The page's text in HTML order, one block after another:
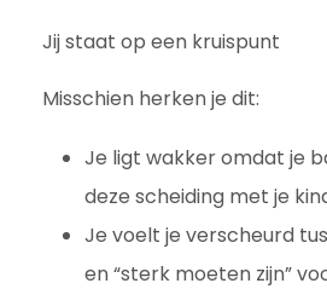
Jij staat op een kruispunt
Misschien herken je dit:
Je ligt wakker omdat je
deze scheiding met je
Je voelt je verscheurd
en “sterk moeten zijn”